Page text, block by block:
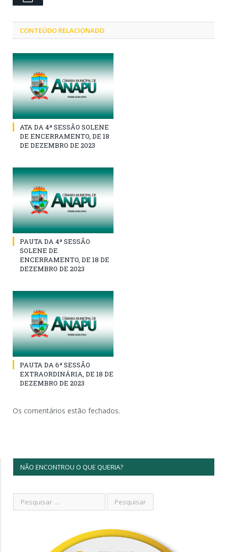
CONTEÚDO RELACIONADO
ATA DA 4ª SESSÃO SOLENE
DE ENCERRAMENTO, DE 18
DE DEZEMBRO DE 2023
PAUTA DA 4ª SESSÃO
SOLENE DE
ENCERRAMENTO, DE 18 DE
DEZEMBRO DE 2023
PAUTA DA 6ª SESSÃO
EXTRAORDINÁRIA, DE 18 DE
DEZEMBRO DE 2023
Os comentários estão fechados.
NÃO ENCONTROU O QUE QUERIA?